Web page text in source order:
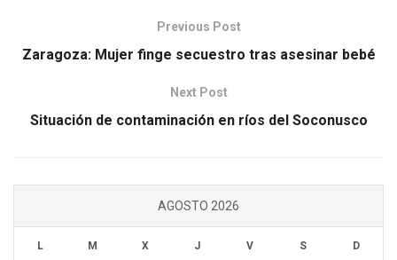
Previous Post
Zaragoza: Mujer finge secuestro tras asesinar bebé
Next Post
Situación de contaminación en ríos del Soconusco
AGOSTO 2026
L M X J V S D